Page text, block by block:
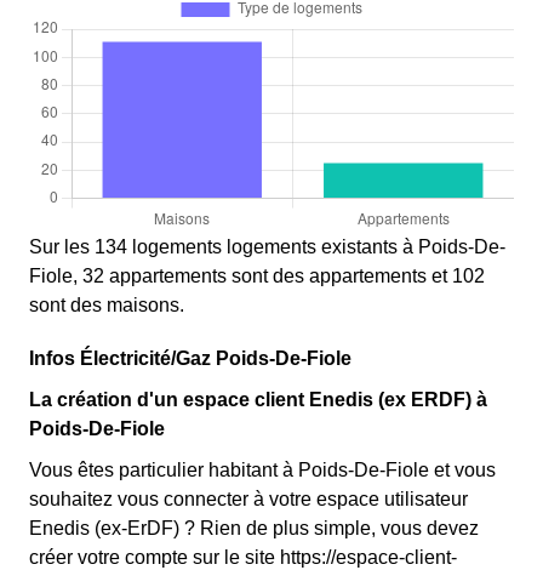
Sur les 134 logements logements existants à Poids-De-
Fiole, 32 appartements sont des appartements et 102
sont des maisons.
Infos Électricité/Gaz Poids-De-Fiole
La création d'un espace client Enedis (ex ERDF) à
Poids-De-Fiole
Vous êtes particulier habitant à Poids-De-Fiole et vous
souhaitez vous connecter à votre espace utilisateur
Enedis (ex-ErDF) ? Rien de plus simple, vous devez
créer votre compte sur le site https://espace-client-